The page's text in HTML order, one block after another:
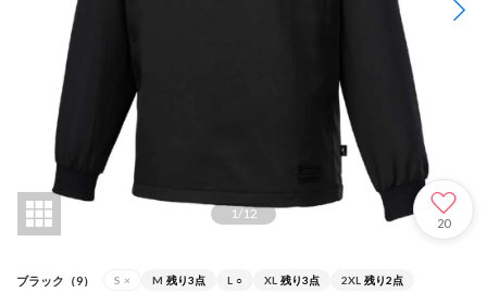
1/12
20
ブラック（9） S × M 残り3点 L ○ XL 残り3点 2XL 残り2点